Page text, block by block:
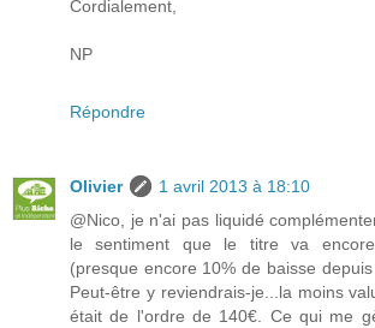
Cordialement,
NP
Répondre
Olivier
1 avril 2013 à 18:10
@Nico, je n'ai pas liquidé
le sentiment que le titre va
(presque encore 10% de baisse
Peut-être y reviendrais-je...la moins
était de l'ordre de 140€. Ce qui me